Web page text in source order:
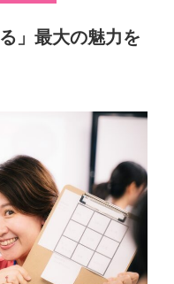
」最大の魅力を